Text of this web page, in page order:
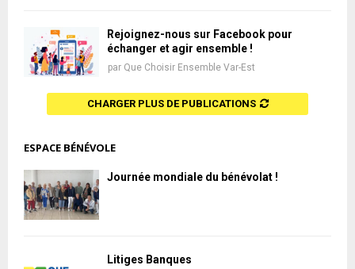
Rejoignez-nous sur Facebook pour
échanger et agir ensemble !
par Que Choisir Ensemble Var-Est
CHARGER PLUS DE PUBLICATIONS
ESPACE BÉNÉVOLE
Journée mondiale du bénévolat !
Litiges Banques